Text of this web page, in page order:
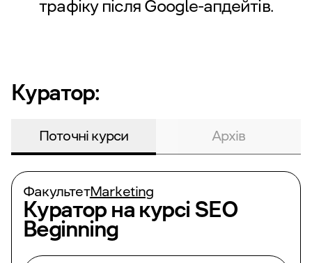
трафіку після Google-апдейтів.
Куратор:
Поточні курси Архів
ФакультетMarketing
Куратор на курсі SEO
Beginning